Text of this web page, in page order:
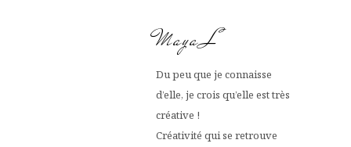
Maya L
Du peu que je connaisse
d’elle, je crois qu’elle est très
créative !
Créativité qui se retrouve